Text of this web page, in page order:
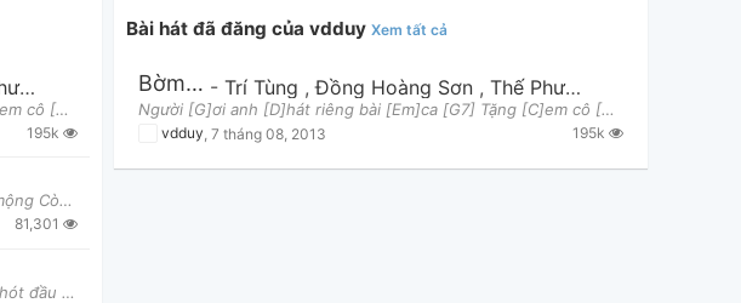
Người [G]ơi anh [D]hát riêng bài [Em]ca [G7] Tặng [C]em cô [D]gái anh thầm [G]yêu [G7] Lúc em [C]c
195k
Còn nhớ tên [Em] nhau xin [Am] gọi trong giấc [Em] mộng Còn chút hương yêu xin [B7] đưa vào dư [Em]
81,301
Tôi [C]yêu xem một cuốn truyện [Am]hay, tiếng chim hót đầu [F]ngày, và yêu biển [Em]vắng Tôi [Dm]yêu
Bài hát đã đăng của vdduy Xem tất cả
Bờm Ơi -Trí Tùng ,Đồng Hoàng Sơn ,Thế Phương VBK
Người [G]ơi anh [D]hát riêng bài [Em]ca [G7] Tặng [C]em cô [D]gái anh thầm [G]yêu [G7] Lúc em [C]c
vdduy 7 tháng 08, 2013 195k